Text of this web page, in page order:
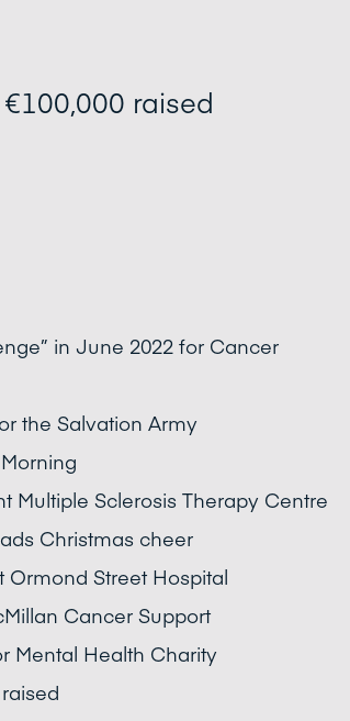
raised
in June 2022 for Cancer
the Salvation Army
Multiple Sclerosis Therapy Centre
Christmas cheer
Street Hospital
Cancer Support
Mental Health Charity